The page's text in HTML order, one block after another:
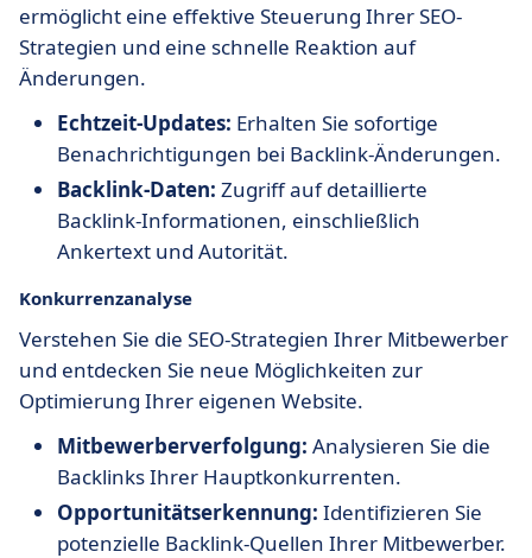
ermöglicht eine effektive Steuerung Ihrer SEO-
Strategien und eine schnelle Reaktion auf
Änderungen.
Echtzeit-Updates: Erhalten Sie sofortige
Benachrichtigungen bei Backlink-Änderungen.
Backlink-Daten: Zugriff auf detaillierte
Backlink-Informationen, einschließlich
Ankertext und Autorität.
Konkurrenzanalyse
Verstehen Sie die SEO-Strategien Ihrer Mitbewerber
und entdecken Sie neue Möglichkeiten zur
Optimierung Ihrer eigenen Website.
Mitbewerberverfolgung: Analysieren Sie die
Backlinks Ihrer Hauptkonkurrenten.
Opportunitätserkennung: Identifizieren Sie
potenzielle Backlink-Quellen Ihrer Mitbewerber.